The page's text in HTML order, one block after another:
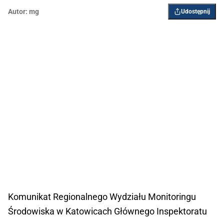
Autor: mg Udostępnij
Komunikat Regionalnego Wydziału Monitoringu
Środowiska w Katowicach Głównego Inspektoratu